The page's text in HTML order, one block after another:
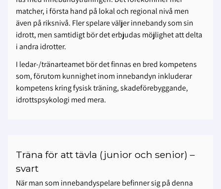
matcher, i första hand på lokal och regional nivå men
även på riksnivå. Fler spelare väljer innebandy som sin
idrott, men samtidigt bör det erbjudas möjlighet att delta
i andra idrotter.
I ledar-/tränarteamet bör det finnas en bred kompetens
som, förutom kunnighet inom innebandyn inkluderar
kompetens kring fysisk träning, skadeförebyggande,
idrottspsykologi med mera.
Träna för att tävla (junior och senior) –
svart
När man som innebandyspelare befinner sig på denna